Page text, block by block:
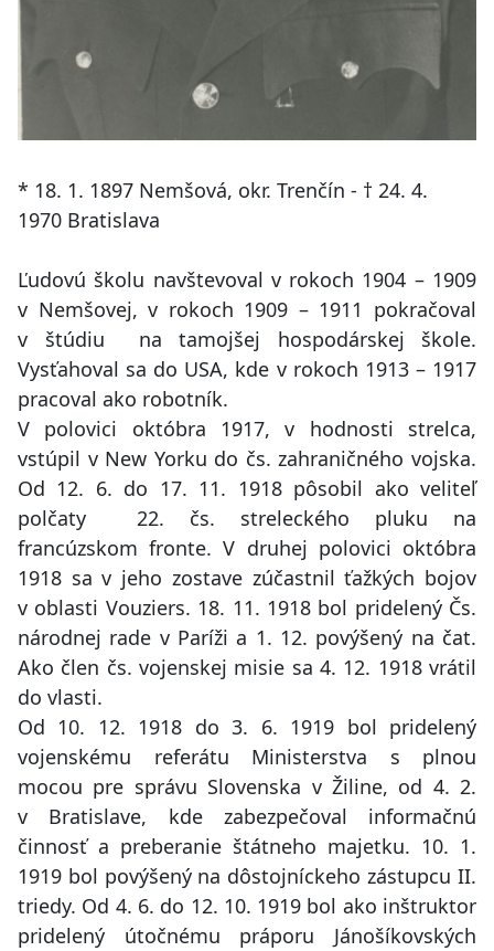
* 18. 1. 1897 Nemšová, okr. Trenčín - † 24. 4.
1970 Bratislava
Ľudovú školu navštevoval v rokoch 1904 – 1909
v Nemšovej, v rokoch 1909 – 1911 pokračoval
v štúdiu na tamojšej hospodárskej škole.
Vysťahoval sa do USA, kde v rokoch 1913 – 1917
pracoval ako robotník.
V polovici októbra 1917, v hodnosti strelca,
vstúpil v New Yorku do čs. zahraničného vojska.
Od 12. 6. do 17. 11. 1918 pôsobil ako veliteľ
polčaty 22. čs. streleckého pluku na
francúzskom fronte. V druhej polovici októbra
1918 sa v jeho zostave zúčastnil ťažkých bojov
v oblasti Vouziers. 18. 11. 1918 bol pridelený Čs.
národnej rade v Paríži a 1. 12. povýšený na čat.
Ako člen čs. vojenskej misie sa 4. 12. 1918 vrátil
do vlasti.
Od 10. 12. 1918 do 3. 6. 1919 bol pridelený
vojenskému referátu Ministerstva s plnou
mocou pre správu Slovenska v Žiline, od 4. 2.
v Bratislave, kde zabezpečoval informačnú
činnosť a preberanie štátneho majetku. 10. 1.
1919 bol povýšený na dôstojníckeho zástupcu II.
triedy. Od 4. 6. do 12. 10. 1919 bol ako inštruktor
pridelený útočnému práporu Jánošíkovských